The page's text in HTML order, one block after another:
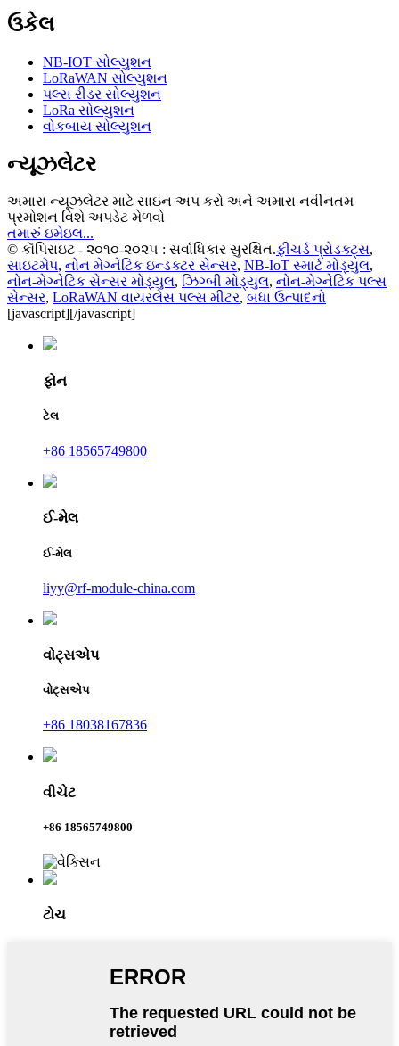
ઉકેલ
NB-IOT સોલ્યુશન
LoRaWAN સોલ્યુશન
પલ્સ રીડર સોલ્યુશન
LoRa સોલ્યુશન
વોકબાય સોલ્યુશન
ન્યૂઝલેટર
અમારા ન્યૂઝલેટર માટે સાઇન અપ કરો અને અમારા નવીનતમ
પ્રમોશન વિશે અપડેટ મેળવો
તમારું ઇમેઇલ...
© કૉપિરાઇટ - ૨૦૧૦-૨૦૨૫ : સર્વાધિકાર સુરક્ષિત.ફીચર્ડ પ્રોડક્ટ્સ,
સાઇટમેપ, નોન મેગ્નેટિક ઇન્ડક્ટર સેન્સર, NB-IoT સ્માર્ટ મોડ્યુલ,
નોન-મેગ્નેટિક સેન્સર મોડ્યુલ, ઝિગ્બી મોડ્યુલ, નોન-મેગ્નેટિક પલ્સ
સેન્સર, LoRaWAN વાયરલેસ પલ્સ મીટર, બધા ઉત્પાદનો
[javascript] [/javascript]
ફોન
ટેલ
+86 18565749800
ઈ-મેલ
ઈ-મેલ
liyy@rf-module-china.com
વોટ્સએપ
વોટ્સએપ
+86 18038167836
વીચેટ
+86 18565749800
ટોચ